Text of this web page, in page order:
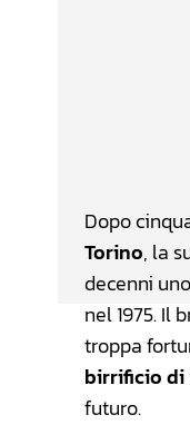
Dopo
Torino, la
decenni
nel 1975. Il
troppa
birrificio di
futuro.